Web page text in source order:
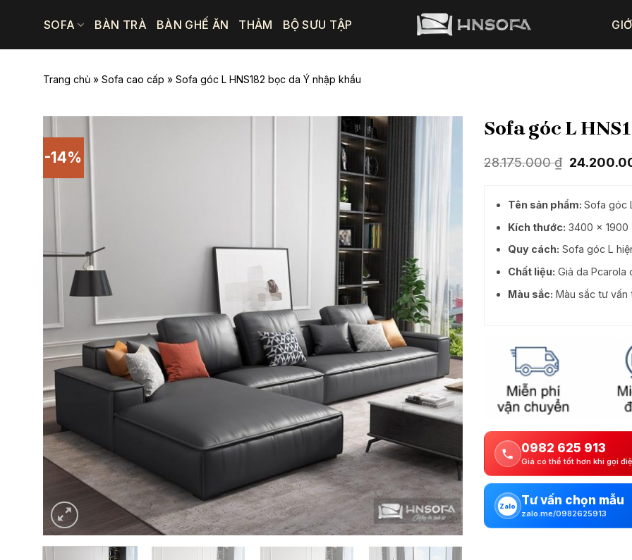
SOFA BÀN TRÀ BÀN GHẾ ĂN THẢM BỘ SƯU TẬP
Trang chủ» Sofa cao cấp » Sofa góc L HNS182 bọc da Ý nhập khẩu
-14%
Sofa góc L
28.175.000₫ Giá
Tên sản phẩm:Sofa góc
Kích thước: 3400 x 1900
Quy cách: Sofa góc L
Chất liệu: Giả da Pcarola
Màu sắc: Màu sắc tư vấn
0982 625 913
Giá có thể tốt hơn khi gọi
Zalo Tư vấn chọn mẫu
zalo.me/0982625913